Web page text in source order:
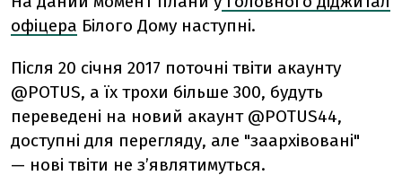
офіцера Білого Дому наступні.
Після 20 січня 2017 поточні твіти акаунту
@POTUS, а їх трохи більше 300, будуть
переведені на новий акаунт @POTUS44,
доступні для перегляду, але "заархівовані"
— нові твіти не з’являтимуться.